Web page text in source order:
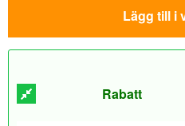
Lägg till i
Rabatt